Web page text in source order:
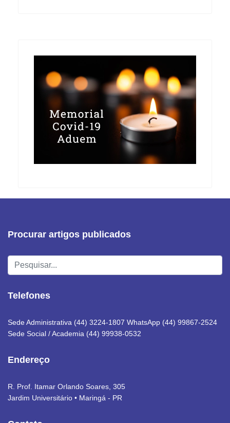
Procurar artigos publicados
Pesquisar...
Telefones
Sede Administrativa (44) 3224-1807 WhatsApp (44) 99867-2524
Sede Social / Academia (44) 99938-0532
Endereço
R. Prof. Itamar Orlando Soares, 305
Jardim Universitário • Maringá - PR